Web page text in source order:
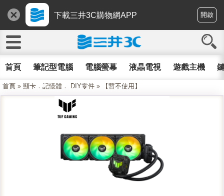
下載三井3C購物網APP 開啟
首頁 筆記型電腦 電腦螢幕 液晶電視 遊戲主機
首頁 » 顯卡．記憶體． DIY零件 » 【暫不使用】